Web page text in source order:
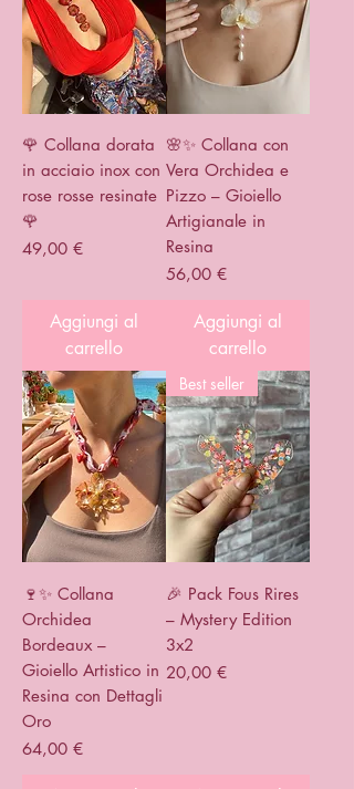
🌹 Collana dorata
in acciaio inox con
rose rosse resinate
🌹
Prezzo
49,00 €
Aggiungi al
carrello
🌸✨ Collana con
Vera Orchidea e
Pizzo – Gioiello
Artigianale in
Resina
Prezzo
56,00 €
Aggiungi al
carrello
🍷✨ Collana
Orchidea
Bordeaux –
Gioiello Artistico in
Resina con Dettagli
Oro
Prezzo
64,00 €
Best seller
🎉 Pack Fous Rires
– Mystery Edition
3x2
Prezzo
20,00 €